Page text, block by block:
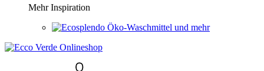
Mehr Inspiration
Öko-Waschmittel und mehr